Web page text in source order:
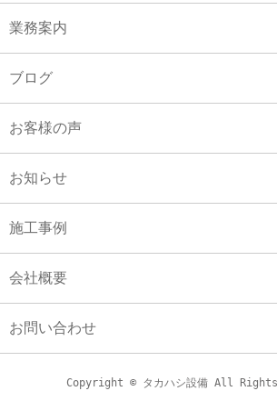
業務案内
ブログ
お客様の声
お知らせ
施工事例
会社概要
お問い合わせ
Copyright © タカハシ設備 All